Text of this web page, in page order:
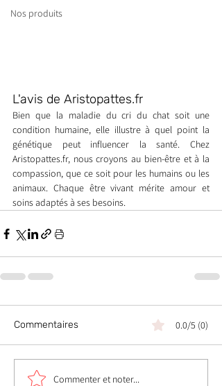
Nos produits
L'avis de Aristopattes.fr
Bien que la maladie du cri du chat soit une
condition humaine, elle illustre à quel point la
génétique peut influencer la santé. Chez
Aristopattes.fr, nous croyons au bien-être et à la
compassion, que ce soit pour les humains ou les
animaux. Chaque être vivant mérite amour et
soins adaptés à ses besoins.
Commentaires 0.0/5 (0)
Commenter et noter...